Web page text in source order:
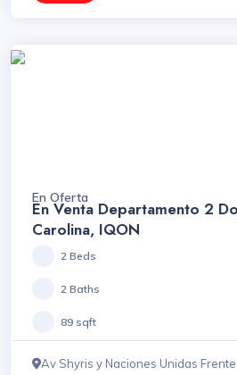
En Oferta
En Venta Departamento 2
Carolina, IQON
2 Beds
2 Baths
89 sqft
Av Shyris y Naciones Unidas